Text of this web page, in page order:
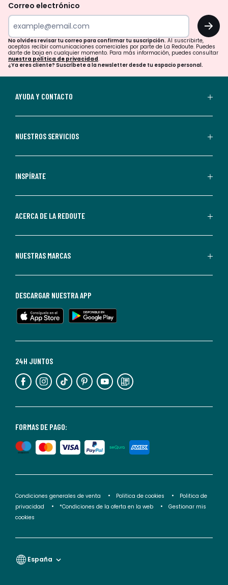
tu
para
confirmar
tu
suscripción.
aceptas
comerciales
personalizadas
parte
Redoute.
de
en
cualquier
Para
información,
puedes
nuestra
de
privacidad</2>.
Correo electrónico
OK
No olvides revisar tu correo para confirmar tu suscripción. Al suscribirte,
aceptas recibir comunicaciones comerciales por parte de La Redoute. Puedes
darte de baja en cualquier momento. Para más información, puedes consultar
nuestra política de privacidad.
¿Ya eres cliente? Suscríbete a la newsletter desde tu espacio personal.
AYUDA Y CONTACTO
NUESTROS SERVICIOS
INSPÍRATE
ACERCA DE LA REDOUTE
NUESTRAS MARCAS
FORMAS DE PAGO:
24H JUNTOS
DESCARGAR NUESTRA APP
Condiciones generales de venta Politica de cookies
Politica de
privacidad
*Condiciones de la oferta en la web
Gestionar mis
cookies
España